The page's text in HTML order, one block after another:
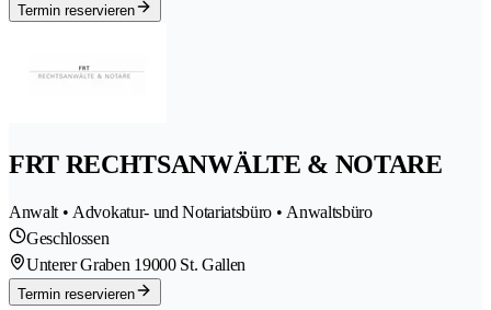
Termin reservieren
FRT RECHTSANWÄLTE & NOTARE
Anwalt • Advokatur- und Notariatsbüro • Anwaltsbüro
Geschlossen
Unterer Graben 19000 St. Gallen
Termin reservieren